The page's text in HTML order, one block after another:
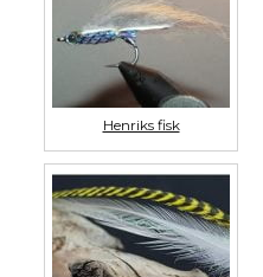
Henriks fisk